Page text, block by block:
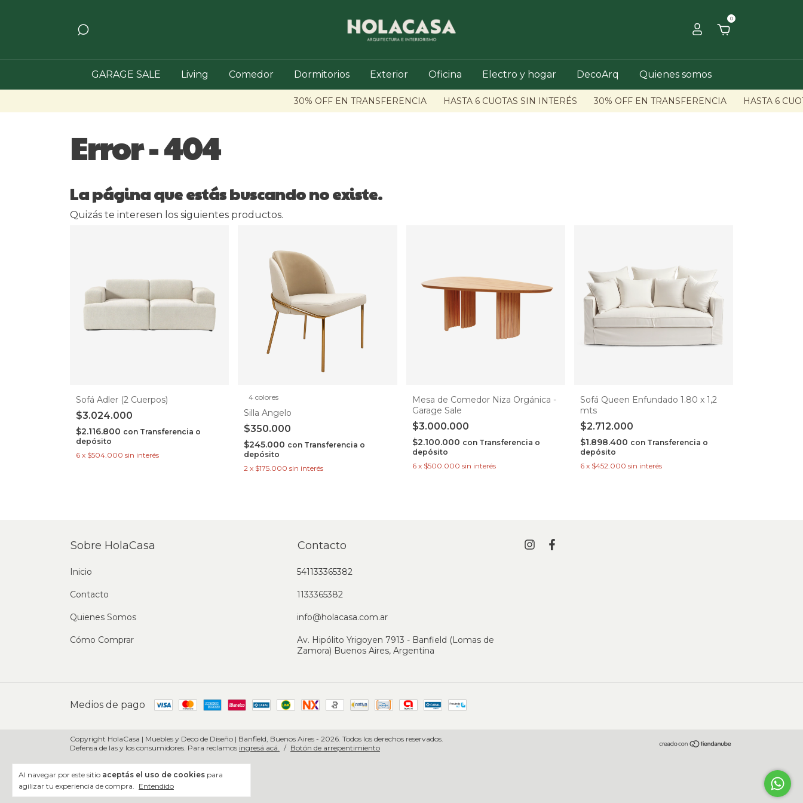
0
GARAGE SALE Living Comedor Dormitorios Exterior Oficina Electro y hogar DecoArq Quienes somos
30% OFF EN TRANSFERENCIA HASTA 6 CUOTAS SIN INTERÉS 30% OFF EN TRANSFERENCIA HASTA 6
Al navegar por este sitio aceptás el uso de cookies para
agilizar tu experiencia de compra. Entendido
Error - 404
La página que estás buscando no existe.
Quizás te interesen los siguientes productos.
Sofá Adler (2 Cuerpos)
$3.024.000
$2.116.800 con Transferencia o
depósito
6 x $504.000 sin interés
4 colores
Silla Angelo
$350.000
$245.000 con Transferencia o
depósito
2 x $175.000 sin interés
Mesa de Comedor Niza Orgánica -
Garage Sale
$3.000.000
$2.100.000 con Transferencia o
depósito
6 x $500.000 sin interés
Sofá Queen Enfundado 1.80 x 1,2
mts
$2.712.000
$1.898.400 con Transferencia o
depósito
6 x $452.000 sin interés
Sobre HolaCasa
Inicio
Contacto
Quienes Somos
Cómo Comprar
Contacto
541133365382
1133365382
info@holacasa.com.ar
Av. Hipólito Yrigoyen 7913 - Banfield (Lomas de
Zamora) Buenos Aires, Argentina
Medios de pago
Copyright HolaCasa | Muebles y Deco de Diseño | Banfield, Buenos Aires - 2026. Todos los derechos reservados.
Defensa de las y los consumidores. Para reclamos ingresá acá. / Botón de arrepentimiento